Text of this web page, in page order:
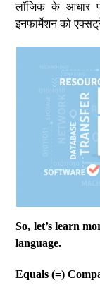
लॉजिक के आधार
इनफार्मेशन को
So, let’s learn
language.
Equals (=)